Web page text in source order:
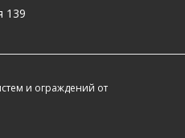
139
и ограждений от